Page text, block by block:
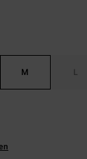
M L